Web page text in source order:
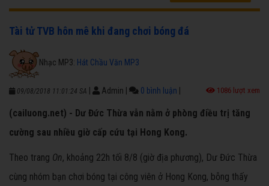
Tài tử TVB hôn mê khi đang chơi bóng đá
Nhạc MP3: Hát Chầu Văn MP3
09/08/2018 11:01:24 SA Admin 0 bình luận 1086 lượt xem
(cailuong.net) - Dư Đức Thừa vẫn nằm ở phòng điều trị tăng
cường sau nhiều giờ cấp cứu tại Hong Kong.
Theo trang On, khoảng 22h tối 8/8 (giờ địa phương), Dư Đức Thừa
cùng nhóm bạn chơi bóng tại công viên ở Hong Kong, bỗng thấy